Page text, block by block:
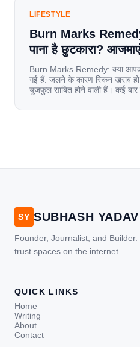
LIFESTYLE
Burn Marks
पाना है छुटकारा?
Burn Marks Remedy: क्या
गई हैं. जलने के कारण स्किन खराब
यूजफुल साबित होने वाली हैं। कई
[…]
SY SUBHASH YADAV
Founder, Journalist, and
trust spaces on the internet.
QUICK LINKS
Home
Writing
About
Contact